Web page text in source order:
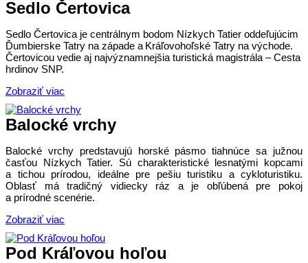
Sedlo Čertovica
Sedlo Čertovica je centrálnym bodom Nízkych Tatier oddeľujúcim
Ďumbierske Tatry na západe a Kráľovohoľské Tatry na východe.
Čertovicou vedie aj najvýznamnejšia turistická magistrála – Cesta
hrdinov SNP.
Zobraziť viac
Balocké vrchy
Balocké vrchy predstavujú horské pásmo tiahnúce sa južnou
časťou Nízkych Tatier. Sú charakteristické lesnatými kopcami
a tichou prírodou, ideálne pre pešiu turistiku a cykloturistiku.
Oblasť má tradičný vidiecky ráz a je obľúbená pre pokoj
a prírodné scenérie.
Zobraziť viac
Pod Kráľovou hoľou